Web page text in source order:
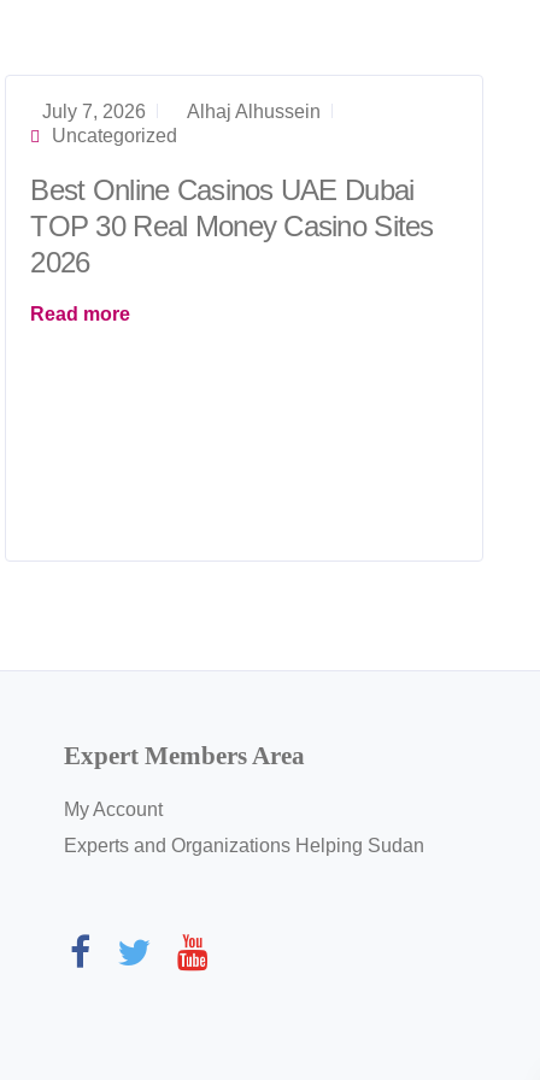
July 7, 2026
Alhaj Alhussein
Uncategorized
Best Online Casinos UAE Dubai
TOP 30 Real Money Casino Sites
2026
Read more
Expert Members Area
My Account
Experts and Organizations Helping Sudan